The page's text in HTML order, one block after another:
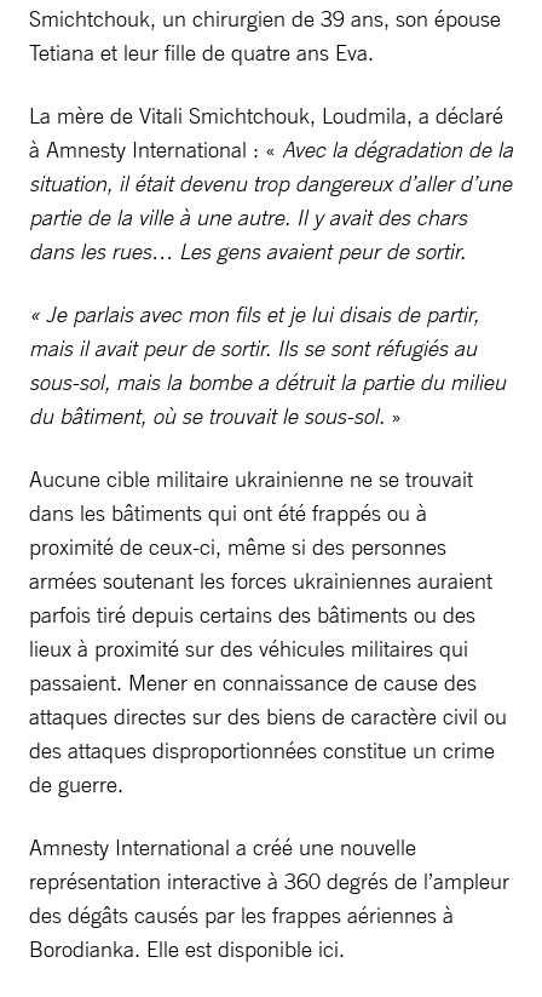
Smichtchouk, un chirurgien de 39 ans, son épouse
Tetiana et leur fille de quatre ans Eva.
La mère de Vitali Smichtchouk, Loudmila, a déclaré
à Amnesty International : « Avec la dégradation de la
situation, il était devenu trop dangereux d’aller d’une
partie de la ville à une autre. Il y avait des chars
dans les rues… Les gens avaient peur de sortir.
« Je parlais avec mon fils et je lui disais de partir,
mais il avait peur de sortir. Ils se sont réfugiés au
sous-sol, mais la bombe a détruit la partie du milieu
du bâtiment, où se trouvait le sous-sol. »
Aucune cible militaire ukrainienne ne se trouvait
dans les bâtiments qui ont été frappés ou à
proximité de ceux-ci, même si des personnes
armées soutenant les forces ukrainiennes auraient
parfois tiré depuis certains des bâtiments ou des
lieux à proximité sur des véhicules militaires qui
passaient. Mener en connaissance de cause des
attaques directes sur des biens de caractère civil ou
des attaques disproportionnées constitue un crime
de guerre.
Amnesty International a créé une nouvelle
représentation interactive à 360 degrés de l’ampleur
des dégâts causés par les frappes aériennes à
Borodianka. Elle est disponible ici.